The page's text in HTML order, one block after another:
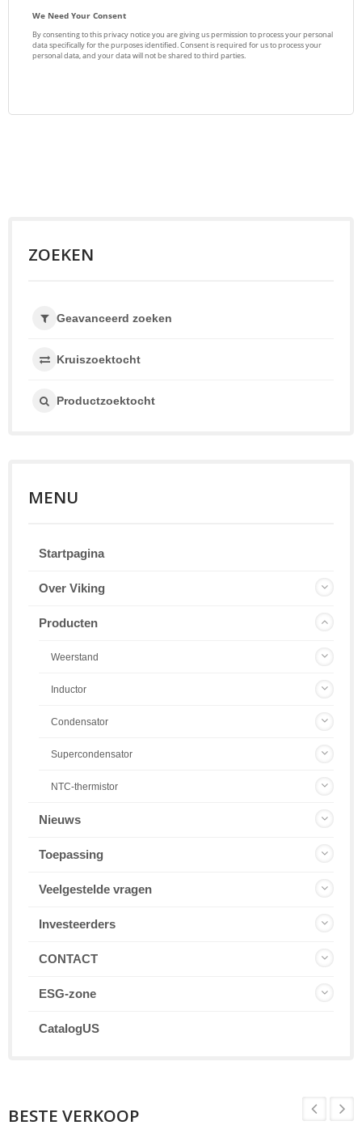
ZOEKEN
Geavanceerd zoeken
Kruiszoektocht
Productzoektocht
MENU
Startpagina
Over Viking
Producten
Weerstand
Inductor
Condensator
Supercondensator
NTC-thermistor
Nieuws
Toepassing
Veelgestelde vragen
Investeerders
CONTACT
ESG-zone
CatalogUS
BESTE VERKOOP